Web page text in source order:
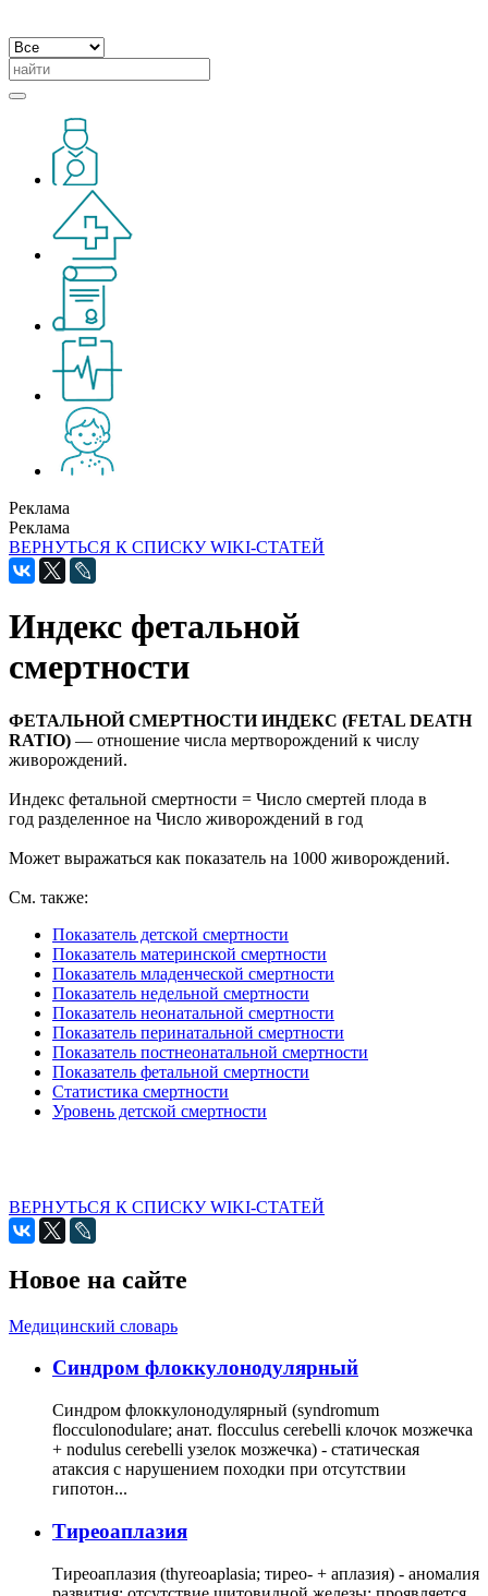
Реклама
Реклама
ВЕРНУТЬСЯ К СПИСКУ WIKI-СТАТЕЙ
Индекс фетальной
смертности
ФЕТАЛЬНОЙ СМЕРТНОСТИ ИНДЕКС (FETAL DEATH
RATIO) — отношение числа мертворождений к числу
живорождений.
Индекс фетальной смертности = Число смертей плода в
год разделенное на Число живорождений в год
Может выражаться как показатель на 1000 живорождений.
См. также:
Показатель детской смертности
Показатель материнской смертности
Показатель младенческой смертности
Показатель недельной смертности
Показатель неонатальной смертности
Показатель перинатальной смертности
Показатель постнеонатальной смертности
Показатель фетальной смертности
Статистика смертности
Уровень детской смертности
ВЕРНУТЬСЯ К СПИСКУ WIKI-СТАТЕЙ
Новое на сайте
Медицинский словарь
Cиндром флоккулонодулярный
Синдром флоккулонодулярный (syndromum
flocculonodulare; анат. flocculus cerebelli клочок мозжечка
+ nodulus cerebelli узелок мозжечка) - статическая
атаксия с нарушением походки при отсутствии
гипотон...
Тиреоаплазия
Тиреоаплазия (thyreoaplasia; тирео- + аплазия) - аномалия